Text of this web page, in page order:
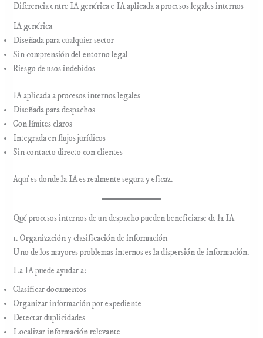
Diferencia entre IA genérica e IA aplicada a procesos legales internos
IA genérica
Diseñada para cualquier sector
Sin comprensión del entorno legal
Riesgo de usos indebidos
IA aplicada a procesos internos legales
Diseñada para despachos
Con límites claros
Integrada en flujos jurídicos
Sin contacto directo con clientes
Aquí es donde la IA es realmente segura y eficaz.
Qué procesos internos de un despacho pueden beneficiarse de la IA
1. Organización y clasificación de información
Uno de los mayores problemas internos es la dispersión de información.
La IA puede ayudar a:
Clasificar documentos
Organizar información por expediente
Detectar duplicidades
Localizar información relevante